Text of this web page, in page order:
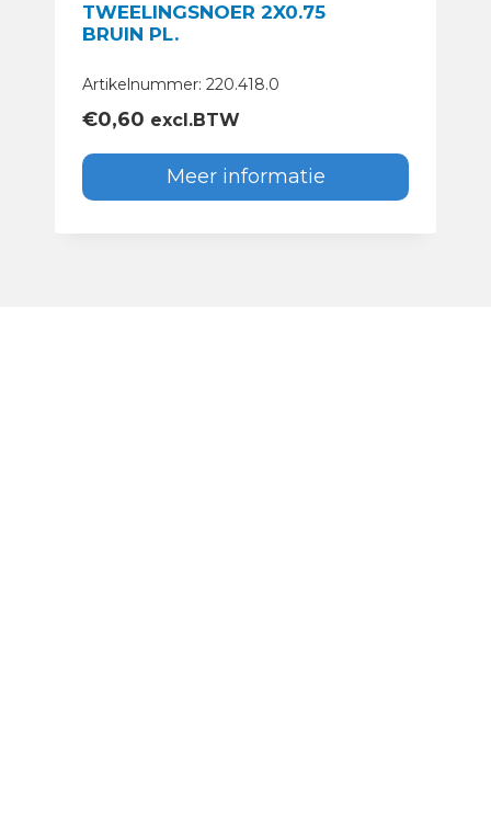
TWEELINGSNOER 2X0.75
BRUIN PL.
Artikelnummer: 220.418.0
€0,60 excl.BTW
Meer informatie